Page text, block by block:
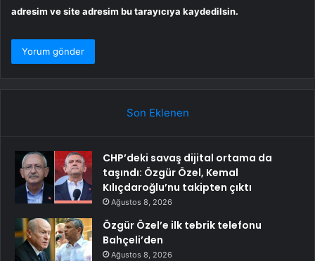
adresim ve site adresim bu tarayıcıya kaydedilsin.
Son Eklenen
CHP’deki savaş dijital ortama da
taşındı: Özgür Özel, Kemal
Kılıçdaroğlu’nu takipten çıktı
Ağustos 8, 2026
Özgür Özel’e ilk tebrik telefonu
Bahçeli’den
Ağustos 8, 2026